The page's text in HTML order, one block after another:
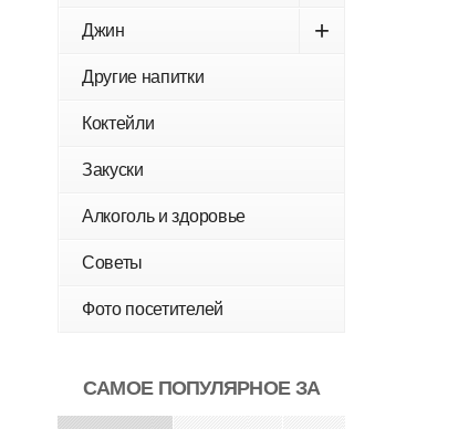
Джин +
Другие напитки
Коктейли
Закуски
Алкоголь и здоровье
Советы
Фото посетителей
САМОЕ ПОПУЛЯРНОЕ ЗА